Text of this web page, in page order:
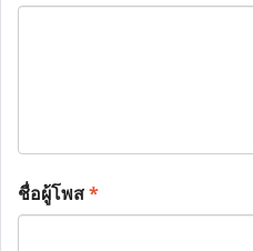
ชื่อผู้โพส*